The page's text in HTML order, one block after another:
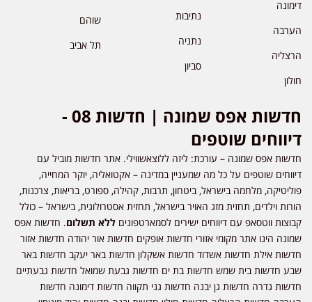
דימונה
הערבה
הרצליה
חולון
נתיבות
נתניה
סביון
שוהם
תל אביב
חדשות אפס שמונה | חדשות 08 -
דיווחים שוטפים
חדשות אפס שמונה – עורכת: ליזה ללוצאשווילי. אתר חדשות מוביל עם
דיווחים שוטפים על כל מה שמעניין במדינה – אקטואליה, יוקר המחייה,
פוליטיקה, מלחמה בישראל, ביטחון, תרבות, קהילה, ספורט, בריאות, צרכנות,
הורות וילדים, תחזית מזג האויר בישראל, תחזית אסטרולוגית, בישראל – כולל
קבוצות ווטסאפ עם דיווחים ישירים לסמארטפונים ללא תשלום. חדשות אפס
שמונה הינו אתר מקומי אזורי חדשות אופקים חדשות אור יהודה חדשות אזור
חדשות אילת חדשות אשדוד חדשות אשקלון חדשות באר יעקב חדשות באר
שבע חדשות בית שמש חדשות בת ים חדשות גבעת שמואל חדשות גבעתיים
חדשות גדרה חדשות גן יבנה חדשות גני תקווה חדשות דימונה חדשות